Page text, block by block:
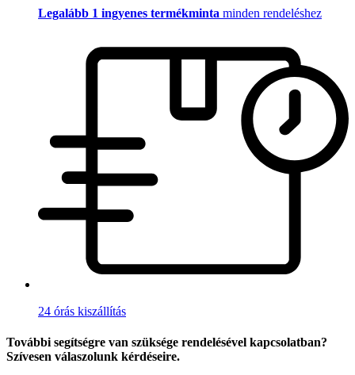
Legalább 1 ingyenes termékminta minden rendeléshez
24 órás kiszállítás
További segítségre van szüksége rendelésével kapcsolatban?
Szívesen válaszolunk kérdéseire.